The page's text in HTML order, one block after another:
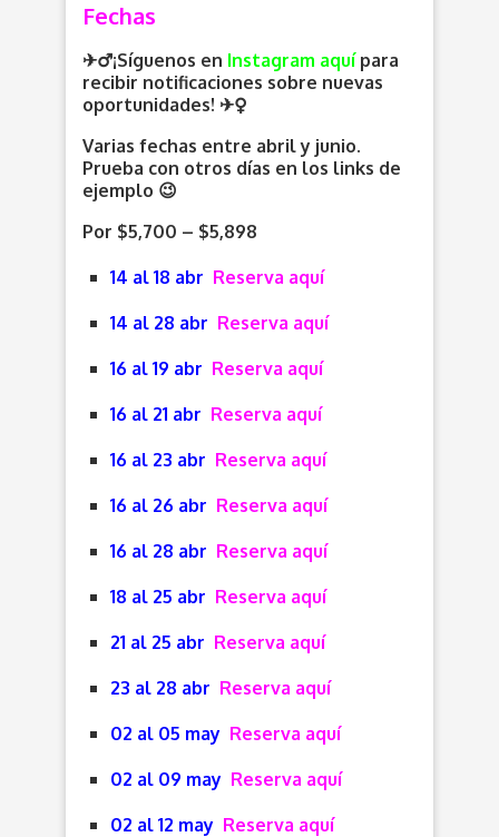
Fechas
✈️‍♂️¡Síguenos en Instagram aquí para
recibir notificaciones sobre nuevas
oportunidades! ✈️
Varias fechas entre abril y junio.
Prueba con otros días en los links de
ejemplo 😉
Por $5,700 – $5,898
14 al 18 abr Reserva aquí
14 al 28 abr Reserva aquí
16 al 19 abr Reserva aquí
16 al 21 abr Reserva aquí
16 al 23 abr Reserva aquí
16 al 26 abr Reserva aquí
16 al 28 abr Reserva aquí
18 al 25 abr Reserva aquí
21 al 25 abr Reserva aquí
23 al 28 abr Reserva aquí
02 al 05 may Reserva aquí
02 al 09 may Reserva aquí
02 al 12 may Reserva aquí